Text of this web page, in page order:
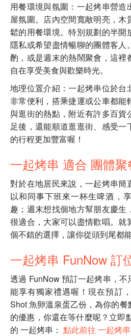
用餐環境與氛圍：一起烤串營造
屋氛圍。店內空間寬敞明亮，木
鬆的用餐環境。特別規劃的半開
隱私或希望盡情暢聊的團體客人
酌，或是週末的熱鬧聚會，這裡
自在享受美食與歡樂時光。
地理位置介紹：一起烤串位於台
非常便利，搭乘捷運或公車都能
與逛街的熱點，附近有許多百貨
足後，還能順道逛逛街、感受一
的行程更加豐富喔！
一起烤串 適合 團體聚
對於在地居民來說，一起烤串簡
以和同事下班來一杯生啤酒，
趣；週末想找個地方幫朋友慶生
很適合，大家可以盡情歡唱。就
個不錯的選擇，讓你從頭到尾都
一起烤串 FunNow 訂
透過 FunNow 預訂一起烤串，
能享有獨家禮遇喔！現在預訂
Shot 魚卵溫泉蛋乙份，為你的
的優惠，你還在等什麼呢？ 立即
的 一起烤串： 點此前往 一起烤串